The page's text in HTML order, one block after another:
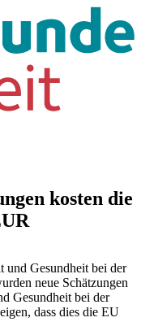
kosten die
Gesundheit bei der
neue Schätzungen
Gesundheit bei der
dass dies die EU